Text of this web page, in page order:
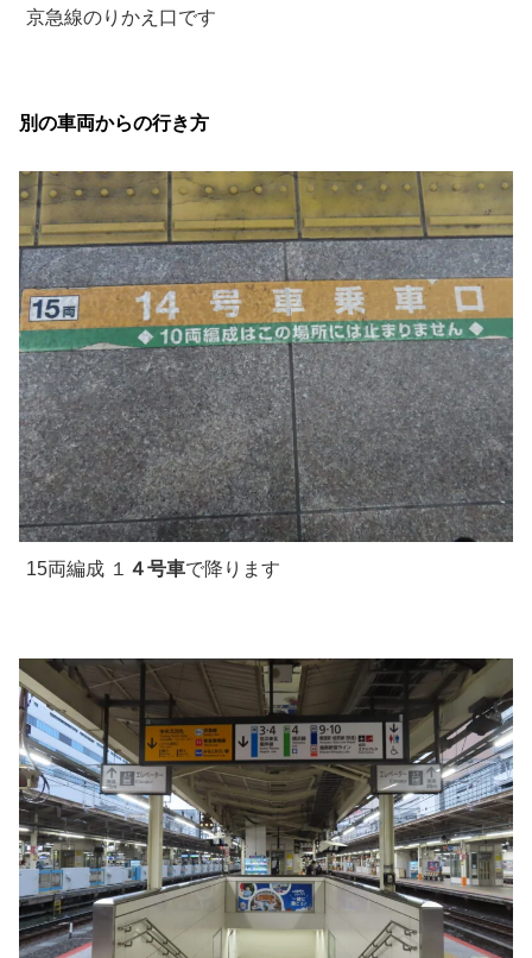
京急線のりかえ口です
別の車両からの行き方
15両編成 １ ４号車で降ります